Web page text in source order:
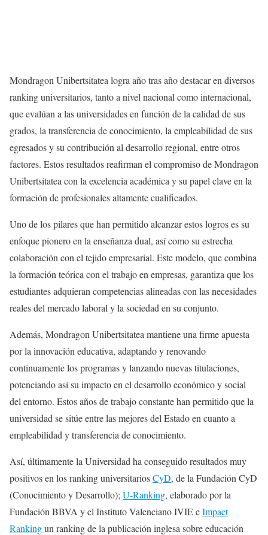
Mondragon Unibertsitatea logra año tras año destacar en diversos
ranking universitarios, tanto a nivel nacional como internacional,
que evalúan a las universidades en función de la calidad de sus
grados, la transferencia de conocimiento, la empleabilidad de sus
egresados y su contribución al desarrollo regional, entre otros
factores. Estos resultados reafirman el compromiso de Mondragon
Unibertsitatea con la excelencia académica y su papel clave en la
formación de profesionales altamente cualificados.
Uno de los pilares que han permitido alcanzar estos logros es su
enfoque pionero en la enseñanza dual, así como su estrecha
colaboración con el tejido empresarial. Este modelo, que combina
la formación teórica con el trabajo en empresas, garantiza que los
estudiantes adquieran competencias alineadas con las necesidades
reales del mercado laboral y la sociedad en su conjunto.
Además, Mondragon Unibertsitatea mantiene una firme apuesta
por la innovación educativa, adaptando y renovando
continuamente los programas y lanzando nuevas titulaciones,
potenciando así su impacto en el desarrollo económico y social
del entorno. Estos años de trabajo constante han permitido que la
universidad se sitúe entre las mejores del Estado en cuanto a
empleabilidad y transferencia de conocimiento.
Así, últimamente la Universidad ha conseguido resultados muy
positivos en los ranking universitariosCyD, de la Fundación CyD
(Conocimiento y Desarrollo); U-Ranking, elaborado por la
Fundación BBVA y el Instituto Valenciano IVIE eImpact
Rankingun ranking de la publicación inglesa sobre educación